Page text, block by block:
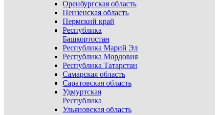
Оренбургская область
Пензенская область
Пермский край
Республика
Башкортостан
Республика Марий Эл
Республика Мордовия
Республика Татарстан
Самарская область
Саратовская область
Удмуртская
Республика
Ульяновская область